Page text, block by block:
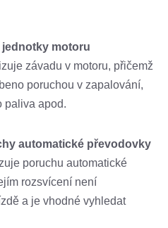
motoru
závadu v motoru, přičemž
poruchou v zapalování,
paliva apod.
automatické převodovky
poruchu automatické
rozsvícení není
a je vhodné vyhledat